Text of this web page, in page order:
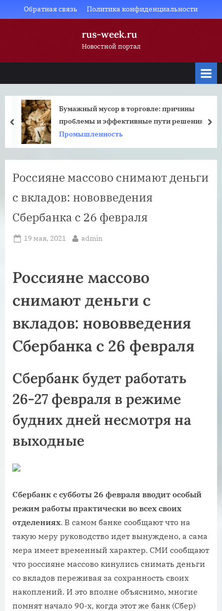
to
Обратная связь Политика конфиденциальности
rus-week.ru
Новостной портал
Бумажный мусор в торговле: причины
проблемы и эффективные пути решения
Промышленность
prev
Россияне массово снимают деньги
с вкладов: нововведения
Сбербанка с 26 февраля
Posted
19 мая, 2021 By
admin
Россияне массово
снимают деньги с
вкладов: нововведения
Сбербанка с 26 февраля
Сбербанк будет работать
26-27 февраля в режиме
будних дней несмотря на
выходные
Сбербанк с субботы 26 февраля вводит особый
режим работы практически во всех своих
отделениях. В самом банке сообщают что на
такую меру руководство идет вынуждено, а сама
мера имеет временный характер. СМИ сообщают
что россияне массово кинулись снимать деньги
со вкладов переживая за сохранность своих
накоплений. И это вполне объяснимо, многие
помнят начало 90-х, когда этот же банк (Сбер)